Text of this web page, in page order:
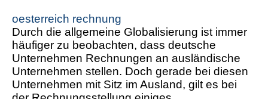
oesterreich rechnung
Durch die allgemeine Globalisierung ist immer
häufiger zu beobachten, dass deutsche
Unternehmen Rechnungen an ausländische
Unternehmen stellen. Doch gerade bei diesen
Unternehmen mit Sitz im Ausland, gilt es bei